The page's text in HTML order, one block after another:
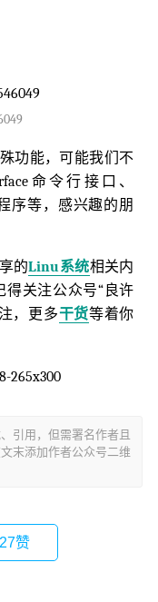
功能，可能我们不
命令行接口、
序等，感兴趣的朋
的Linu系统相关内
得关注公众号“良许
，更多干货等着你
引用，但需署名作者且
末添加作者公众号二维
27赞